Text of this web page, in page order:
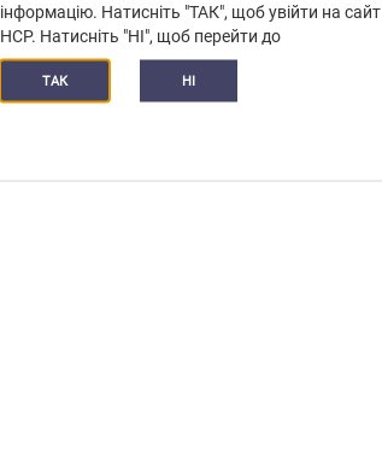
інформацію. Натисніть "ТАК", щоб увійти на сайт
HCP. Натисніть "НІ", щоб перейти до
ТАК HI